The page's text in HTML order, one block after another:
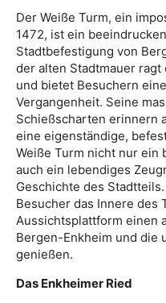
Der Weiße Turm, ein
1472, ist ein
Stadtbefestigung von
der alten Stadtmauer
und bietet Besuchern
Vergangenheit. Seine
Schießscharten erinnern
eine eigenständige,
Weiße Turm nicht nur ein
auch ein lebendiges
Geschichte des
Besucher das Innere des
Aussichtsplattform einen
Bergen-Enkheim und die
genießen.
Das Enkheimer Ried